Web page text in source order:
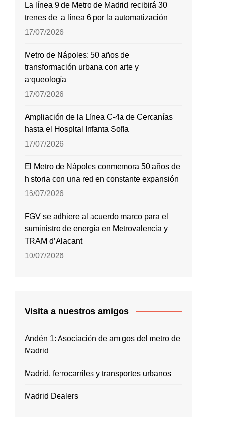
La línea 9 de Metro de Madrid recibirá 30
trenes de la línea 6 por la automatización
17/07/2026
Metro de Nápoles: 50 años de
transformación urbana con arte y
arqueología
17/07/2026
Ampliación de la Línea C-4a de Cercanías
hasta el Hospital Infanta Sofía
17/07/2026
El Metro de Nápoles conmemora 50 años de
historia con una red en constante expansión
16/07/2026
FGV se adhiere al acuerdo marco para el
suministro de energía en Metrovalencia y
TRAM d’Alacant
10/07/2026
Visita a nuestros amigos
Andén 1: Asociación de amigos del metro de
Madrid
Madrid, ferrocarriles y transportes urbanos
Madrid Dealers